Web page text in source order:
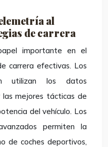
al
de carrera
importante en el
carrera efectivas. Los
utilizan los datos
mejores tácticas de
del vehículo. Los
permiten la
de coches deportivos,